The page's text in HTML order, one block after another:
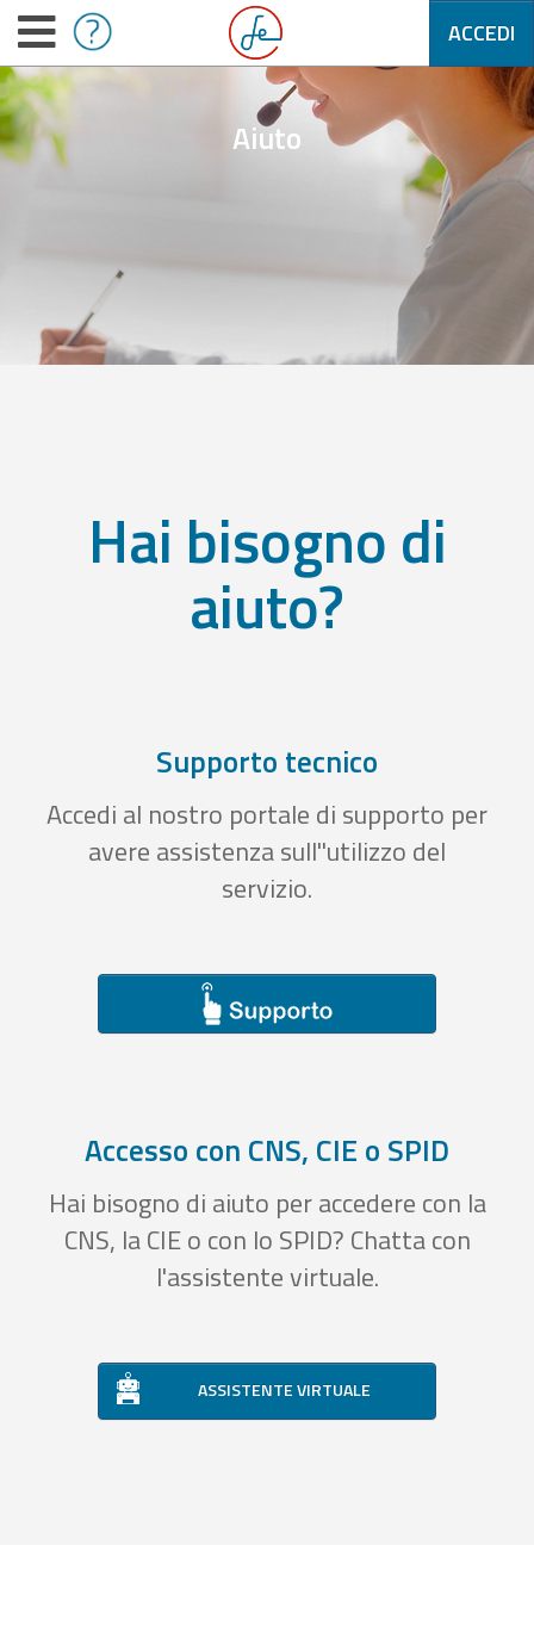
ACCEDI
Aiuto
Hai bisogno di
aiuto?
Supporto tecnico
Accedi al nostro portale di supporto per
avere assistenza sull''utilizzo del
servizio.
Accesso con CNS, CIE o SPID
Hai bisogno di aiuto per accedere con la
CNS, la CIE o con lo SPID? Chatta con
l'assistente virtuale.
ASSISTENTE VIRTUALE